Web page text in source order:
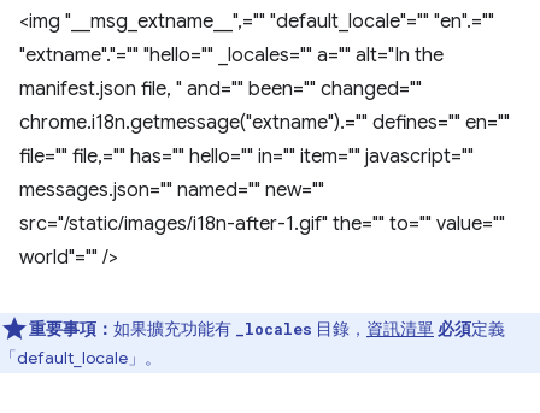
<img "__msg_extname__",="" "default_locale"="" "en".=""
"extname"."="" "hello="" _locales="" a="" alt="In the
manifest.json file, " and="" been="" changed=""
chrome.i18n.getmessage("extname").="" defines="" en=""
file="" file,="" has="" hello="" in="" item="" javascript=""
messages.json="" named="" new=""
src="/static/images/i18n-after-1.gif" the="" to="" value=""
world"="" />
重要事項： 如果擴充功能有 _locales 目錄， 資訊清單 必須定義
「default_locale」。